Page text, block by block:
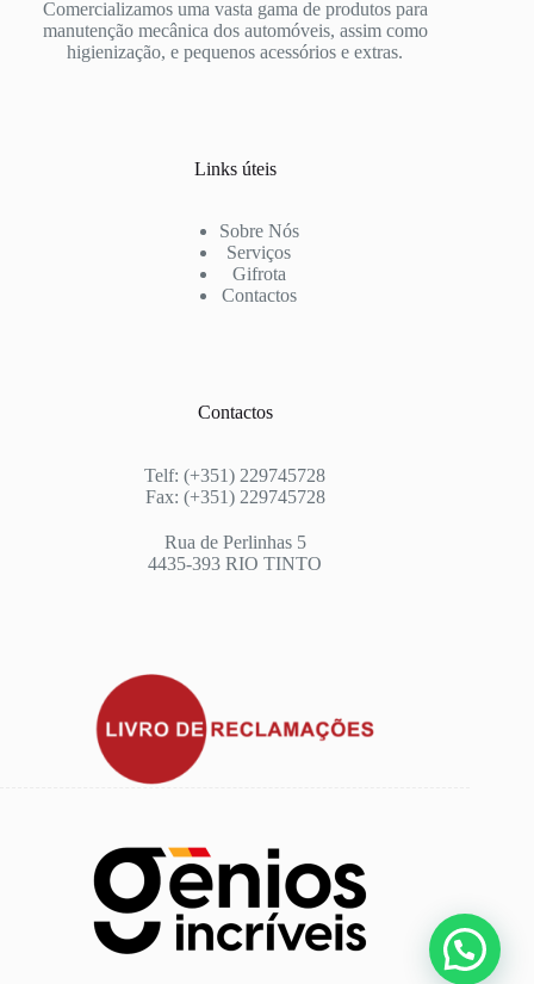
Comercializamos uma vasta gama de produtos para
manutenção mecânica dos automóveis, assim como
higienização, e pequenos acessórios e extras.
Links úteis
Sobre Nós
Serviços
Gifrota
Contactos
Contactos
Telf: (+351) 229745728
Fax: (+351) 229745728
Rua de Perlinhas 5
4435-393 RIO TINTO